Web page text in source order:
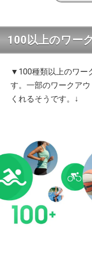
100以上のワー
▼100種類以上のワー
す。一部のワークア
くれるそうです。↓